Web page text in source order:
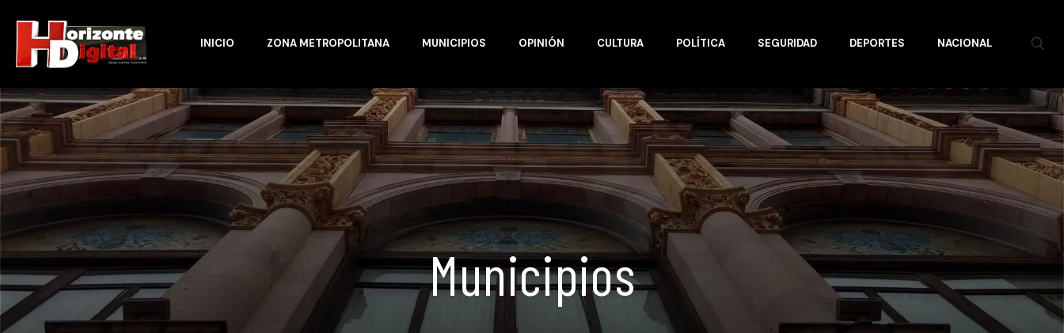
INICIO ZONA METROPOLITANA MUNICIPIOS OPINIÓN CULTURA POLÍTICA SEGURIDAD DEPORTES NACIONAL
Municipios